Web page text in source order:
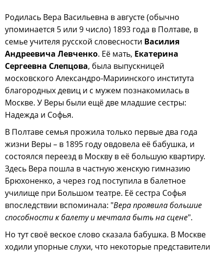
Родилась Вера Васильевна в августе (обычно
упоминается 5 или 9 число) 1893 года в Полтаве, в
семье учителя русской словесности Василия
Андреевича Левченко. Её мать, Екатерина
Сергеевна Слепцова, была выпускницей
московского Александро-Мариинского института
благородных девиц и с мужем познакомилась в
Москве. У Веры были ещё две младшие сестры:
Надежда и Софья.
В Полтаве семья прожила только первые два года
жизни Веры – в 1895 году овдовела её бабушка, и
состоялся переезд в Москву в её большую квартиру.
Здесь Вера пошла в частную женскую гимназию
Брюхоненко, а через год поступила в балетное
училище при Большом театре. Её сестра Софья
впоследствии вспоминала: "Вера проявила большие
способности к балету и мечтала быть на сцене".
Но тут своё веское слово сказала бабушка. В Москве
ходили упорные слухи, что некоторые представители